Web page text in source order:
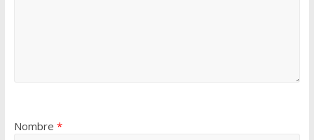
Nombre *